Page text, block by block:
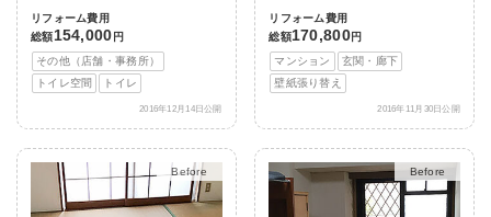
リフォーム費用
総額154,000 円
その他（店舗・事務所）
トイレ空間
トイレ
2016年12月14日公開
リフォーム費用
総額170,800円
マンション
玄関・廊下
壁紙張り替え
2016年11月30日公開
After After